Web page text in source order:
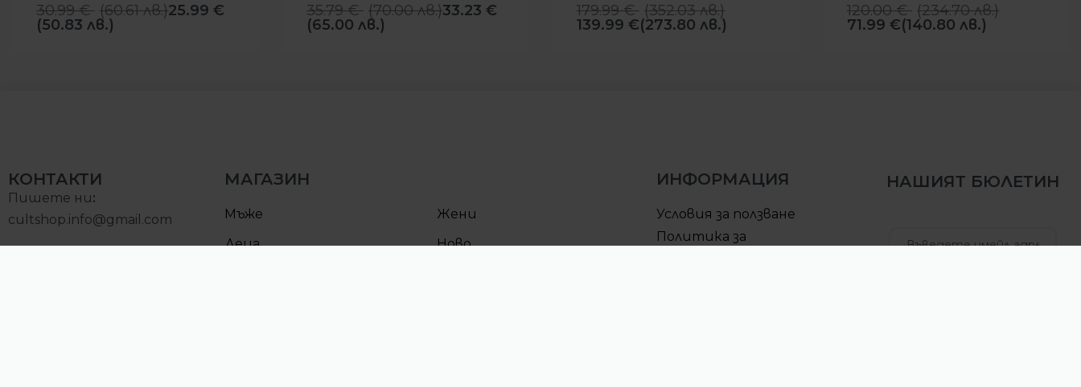
30.99€ (60.61лв.)25.99€
(50.83 лв.)
35.79€ (70.00лв.)33.23€
(65.00 лв.)
179.99€ (352.03лв.)
139.99 €(273.80 лв.)
120.00€ (234.70лв.)
71.99 €(140.80 лв.)
КОНТАКТИ
Пишете ни:
cultshop.info@gmail.com
МАГАЗИН
Мъже
Жени
Деца
Ново
ИНФОРМАЦИЯ
Условия за ползване
Политика за
НАШИЯТ БЮЛЕТИН